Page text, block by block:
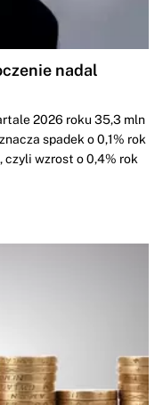
nadal
2026 roku 35,3 mln
spadek o 0,1% rok
czyli wzrost o 0,4% rok